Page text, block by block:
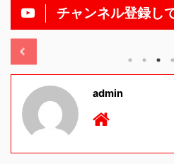
チャンネル登録し
2025/11/13
admin